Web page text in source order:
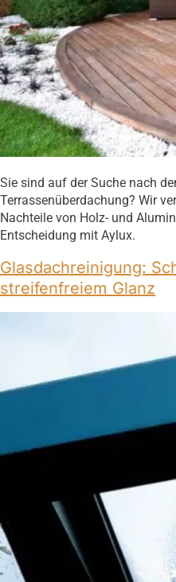
Sie sind auf der Suche nach
Terrassenüberdachung? Wir
Nachteile von Holz- und
Entscheidung mit Aylux.
Glasdachreinigung:
streifenfreiem Glanz